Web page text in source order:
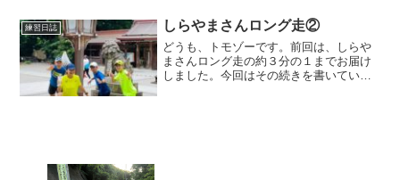
なりの距離と時間走って食...
練習日誌 しらやまさんロング走②
どうも、トモゾーです。前回は、しらや
まさんロング走の約３分の１までお届け
しました。今回はその続きを書いていこ